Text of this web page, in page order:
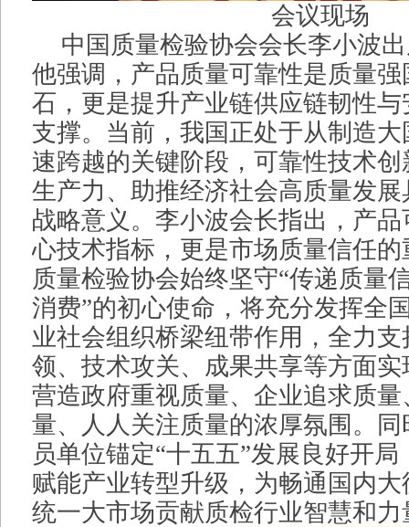
会议现场
中国质量检验协会会长李小波
他强调，产品质量可靠性是质量
石，更是提升产业链供应链韧性
支撑。当前，我国正处于从制造
速跨越的关键阶段，可靠性技术
生产力、助推经济社会高质量发
战略意义。李小波会长指出，产
心技术指标，更是市场质量信任
质量检验协会始终坚守“传递质量
消费”的初心使命，将充分发挥全
业社会组织桥梁纽带作用，全力
领、技术攻关、成果共享等方面
营造政府重视质量、企业追求质
量、人人关注质量的浓厚氛围。
员单位锚定“十五五”发展良好开
赋能产业转型升级，为畅通国内
统一大市场贡献质检行业智慧和力